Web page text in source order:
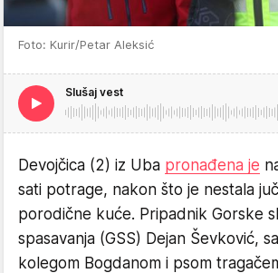
Foto: Kurir/Petar Aleksić
Slušaj vest
Devojčica (2) iz Uba pronađena je
sati potrage, nakon što je nestala
porodične kuće. Pripadnik Gorske
spasavanja (GSS) Dejan Ševković,
kolegom Bogdanom i psom